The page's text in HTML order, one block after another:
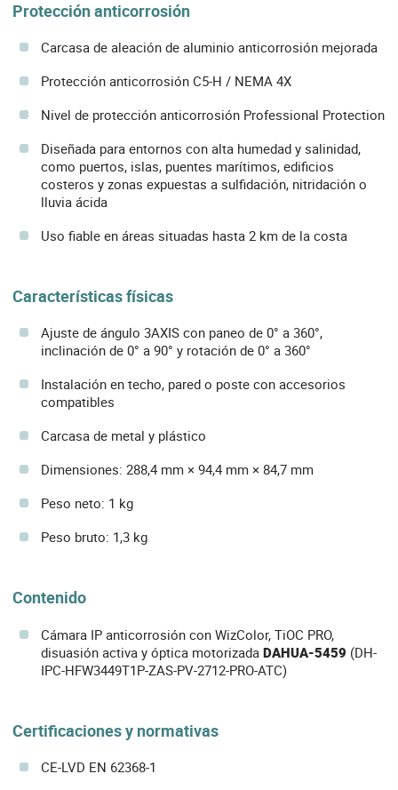
Protección anticorrosión
Carcasa de aleación de aluminio anticorrosión mejorada
Protección anticorrosión C5-H / NEMA 4X
Nivel de protección anticorrosión Professional Protection
Diseñada para entornos con alta humedad y salinidad,
como puertos, islas, puentes marítimos, edificios
costeros y zonas expuestas a sulfidación, nitridación o
lluvia ácida
Uso fiable en áreas situadas hasta 2 km de la costa
Características físicas
Ajuste de ángulo 3AXIS con paneo de 0° a 360°,
inclinación de 0° a 90° y rotación de 0° a 360°
Instalación en techo, pared o poste con accesorios
compatibles
Carcasa de metal y plástico
Dimensiones: 288,4 mm × 94,4 mm × 84,7 mm
Peso neto: 1 kg
Peso bruto: 1,3 kg
Contenido
Cámara IP anticorrosión con WizColor, TiOC PRO,
disuasión activa y óptica motorizada DAHUA-5459 (DH-
IPC-HFW3449T1P-ZAS-PV-2712-PRO-ATC)
Certificaciones y normativas
CE-LVD EN 62368-1